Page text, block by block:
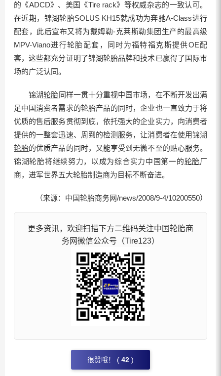
的《ADCD》、美国《Tire rack》等权威杂志的一致认可。
在近期，锦湖轮胎SOLUS KH15就成功为奔驰A-Class进行
配套，此后宣布又将为戴姆勒-克莱斯勒集团生产的最高级
MPV-Viano进行轮胎配套，同时为福特福克斯提供OE配
套，这些都充分证明了锦湖轮胎品牌和技术已赢得了国际市
场的广泛认同。
锦湖轮胎同样一贯十分重视中国市场，在不断开发出满
足中国消费者需求的轮胎产品的同时，企业也一直致力于将
优质的售后服务贯彻到底，依托强大的企业实力，向消费者
提供的一整套迅速、周到的检测服务，让消费者在使用锦湖
轮胎的优质产品的同时，又能享受到无微不至的贴心服务。
锦湖轮胎将继续努力，以成为综合实力中国第一的轮胎厂
商，进军世界五大轮胎制造商为目标不断奋进。
（来源：中国轮胎商务网/news/2008/9-4/10200550）
更多资讯，欢迎扫描下方二维码关注中国轮胎商
务网微信公众号（Tire123）
很赞哦！ ( 42 )